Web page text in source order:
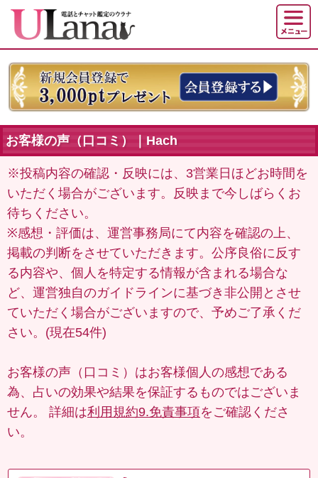
お客様の声（口コミ）｜Hach
※投稿内容の確認・反映には、3営業日ほどお時間を
いただく場合がございます。反映まで今しばらくお
待ちください。
※感想・評価は、運営事務局にて内容を確認の上、
掲載の判断をさせていただきます。公序良俗に反す
る内容や、個人を特定する情報が含まれる場合な
ど、運営独自のガイドラインに基づき非公開とさせ
ていただく場合がございますので、予めご了承くだ
さい。(現在54件)
お客様の声（口コミ）はお客様個人の感想である
為、占いの効果や結果を保証するものではございま
せん。 詳細は利用規約9.免責事項をご確認くださ
い。